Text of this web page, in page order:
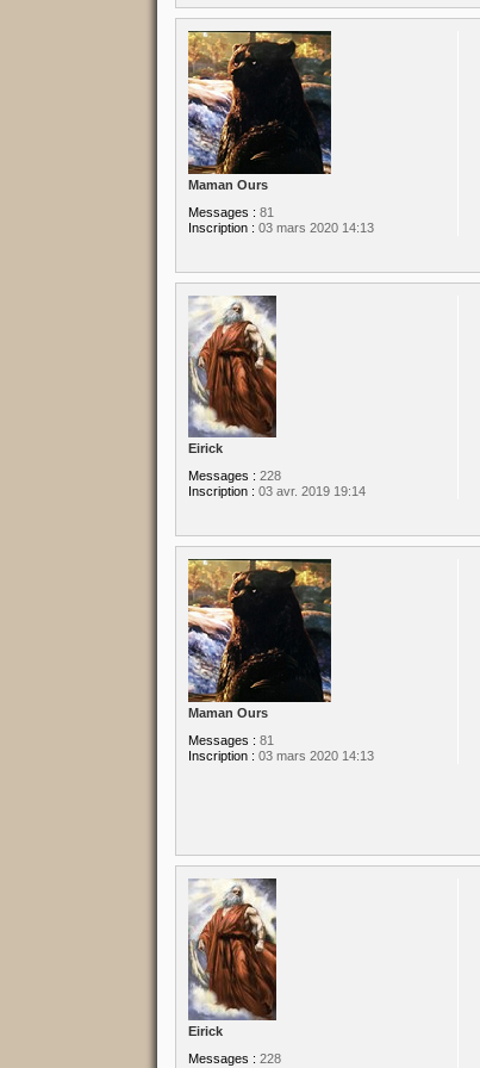
Maman Ours
Messages : 81
Inscription : 03 mars 2020 14:13
Eirick
Messages : 228
Inscription : 03 avr. 2019 19:14
Maman Ours
Messages : 81
Inscription : 03 mars 2020 14:13
Eirick
Messages : 228